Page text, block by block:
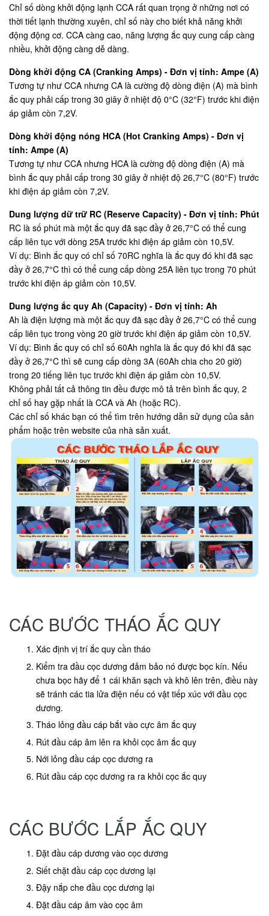
Chỉ số dòng khởi động lạnh CCA rất quan trọng ở những nơi có
thời tiết lạnh thường xuyên, chỉ số này cho biết khả năng khởi
động động cơ. CCA càng cao, năng lượng ắc quy cung cấp càng
nhiều, khởi động càng dễ dàng.
Dòng khởi động CA (Cranking Amps) - Đơn vị tính: Ampe (A)
Tương tự như CCA nhưng CA là cường độ dòng điện (A) mà bình
ắc quy phải cấp trong 30 giây ở nhiệt độ 0°C (32°F) trước khi điện
áp giảm còn 7,2V.
Dòng khởi động nóng HCA (Hot Cranking Amps) - Đơn vị
tính: Ampe (A)
Tương tự như CCA nhưng HCA là cường độ dòng điện (A) mà
bình ắc quy phải cấp trong 30 giây ở nhiệt độ 26,7°C (80°F) trước
khi điện áp giảm còn 7,2V.
Dung lượng dữ trữ RC (Reserve Capacity) - Đơn vị tính: Phút
RC là số phút mà một ắc quy đã sạc đầy ở 26,7°C có thể cung
cấp liên tục với dòng 25A trước khi điện áp giảm còn 10,5V.
Ví dụ: Bình ắc quy có chỉ số 70RC nghĩa là ắc quy đó khi đã sạc
đầy ở 26,7°C thì có thể cung cấp dòng 25A liên tục trong 70 phút
trước khi điện áp giảm còn 10,5V.
Dung lượng ắc quy Ah (Capacity) - Đơn vị tính: Ah
Ah là điện lượng mà một ắc quy đã sạc đầy ở 26,7°C có thể cung
cấp liên tục trong vòng 20 giờ trước khi điện áp giảm còn 10,5V.
Ví dụ: Bình ắc quy có chỉ số 60Ah nghĩa là ắc quy đó khi đã sạc
đầy ở 26,7°C thì sẽ cung cấp dòng 3A (60Ah chia cho 20 giờ)
trong 20 tiếng liên tục trước khi điện áp giảm còn 10,5V.
Không phải tất cả thông tin đều được mô tả trên bình ắc quy, 2
chỉ số hay gặp nhất là CCA và Ah (hoặc RC).
Các chỉ số khác bạn có thể tìm trên hướng dẫn sử dụng của sản
phẩm hoặc trên website của nhà sản xuất.
CÁC BƯỚC THÁO ẮC QUY
Xác định vị trí ắc quy cần tháo
Kiểm tra đầu cọc dương đảm bảo nó được bọc kín. Nếu
chưa bọc hãy để 1 cái khăn sạch và khô lên trên, điều này
sẽ tránh các tia lửa điện nếu có vật tiếp xúc với đầu cọc
dương.
Tháo lỏng đầu cáp bắt vào cực âm ắc quy
Rút đầu cáp âm lên ra khỏi cọc âm ắc quy
Nới lỏng đầu cáp cọc dương ra
Rút đầu cáp cọc dương ra ra khỏi cọc ắc quy
CÁC BƯỚC LẮP ẮC QUY
Đặt đầu cáp dương vào cọc dương
Siết chặt đầu cáp cọc dương lại
Đậy nắp che đầu cọc dương lại
Đặt đầu cáp âm vào cọc âm